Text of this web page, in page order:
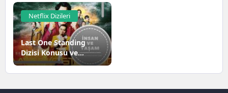
Netflix Dizileri
Last One Standing
Dizisi Konusu ve
Oyuncuları | Netflix